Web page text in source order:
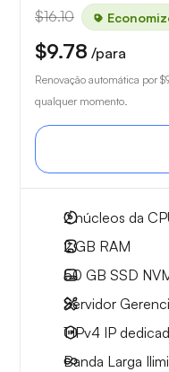
$16.10
$9.78 /para
Renovação automática por
qualquer momento.
2núcleos da
2 GB RAM
50 GB SSD
Servidor
1 IPv4 IP
Banda Larga